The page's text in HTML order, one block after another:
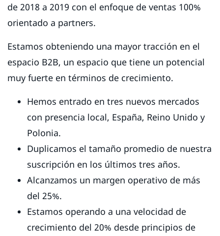
de 2018 a 2019 con el enfoque de ventas 100%
orientado a partners.
Estamos obteniendo una mayor tracción en el
espacio B2B, un espacio que tiene un potencial
muy fuerte en términos de crecimiento.
Hemos entrado en tres nuevos mercados
con presencia local, España, Reino Unido y
Polonia.
Duplicamos el tamaño promedio de nuestra
suscripción en los últimos tres años.
Alcanzamos un margen operativo de más
del 25%.
Estamos operando a una velocidad de
crecimiento del 20% desde principios de